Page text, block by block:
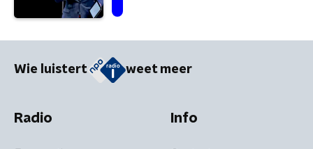
Wie luistert weet meer
Radio Info